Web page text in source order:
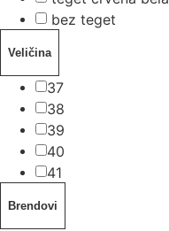
bez teget
Veličina
37
38
39
40
41
Brendovi